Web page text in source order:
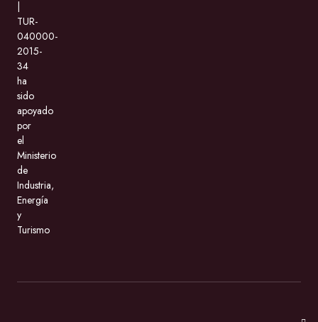
TUR-
040000-
2015-
34
ha
sido
apoyado
por
el
Ministerio
de
Industria,
Energía
y
Turismo